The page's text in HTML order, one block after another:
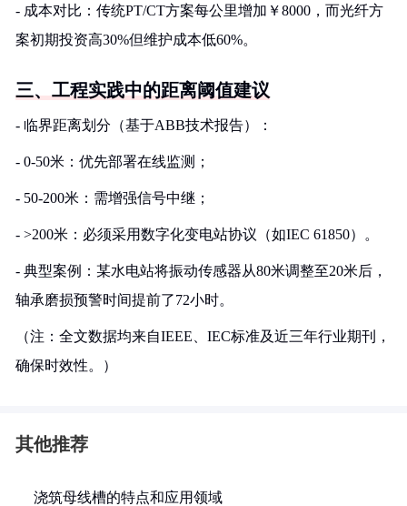
- 成本对比：传统PT/CT方案每公里增加￥8000，而光纤方
案初期投资高30%但维护成本低60%。
三、工程实践中的距离阈值建议
- 临界距离划分（基于ABB技术报告）：
- 0-50米：优先部署在线监测；
- 50-200米：需增强信号中继；
- >200米：必须采用数字化变电站协议（如IEC 61850）。
- 典型案例：某水电站将振动传感器从80米调整至20米后，
轴承磨损预警时间提前了72小时。
（注：全文数据均来自IEEE、IEC标准及近三年行业期刊，
确保时效性。）
其他推荐
浇筑母线槽的特点和应用领域